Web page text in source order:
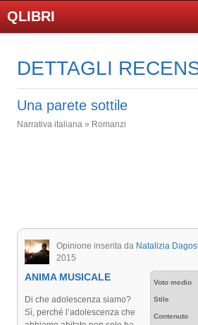
QLIBRI
DETTAGLI
Una parete sottile
Narrativa italiana » Romanzi
Opinione inserita da Natalizia
2015
Voto medio
Stile
Contenuto
ANIMA MUSICALE
Di che adolescenza siamo?
Sì, perché l’adolescenza che